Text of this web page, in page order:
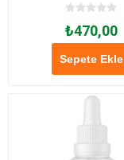
₺470,00
Sepete Ekle